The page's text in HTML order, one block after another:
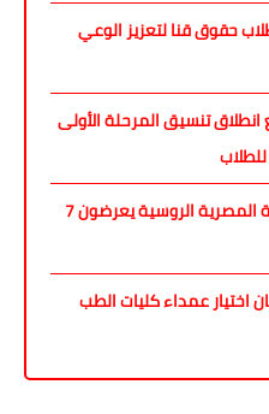
حقوق قنا لتعزيز الوعي
تنسيق المرحلة الأولى
طلاب الميكاترونيات بالجامعة المصرية الروسية يعرضون 7
اختيار عمداء كليات الطب